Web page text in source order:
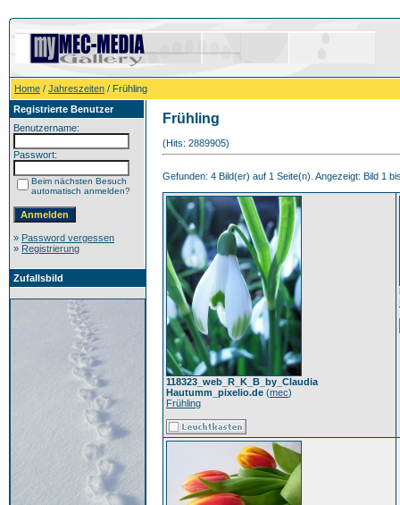
Home / Jahreszeiten / Frühling
Registrierte Benutzer
Benutzername:
Passwort:
Beim nächsten Besuch
automatisch anmelden?
» Password vergessen
» Registrierung
Zufallsbild
Frühling
(Hits: 2889905)
Gefunden: 4 Bild(er) auf 1 Seite(n). Angezeigt: Bild 1
118323_web_R_K_B_by_Claudia
Hautumm_pixelio.de (mec)
Frühling